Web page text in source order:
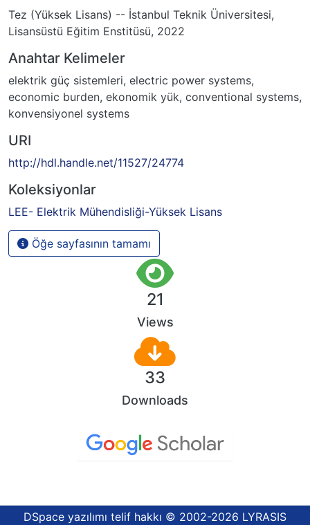
Tez (Yüksek Lisans) -- İstanbul Teknik Üniversitesi,
Lisansüstü Eğitim Enstitüsü, 2022
Anahtar Kelimeler
elektrik güç sistemleri, electric power systems,
economic burden, ekonomik yük, conventional systems,
konvensiyonel systems
URI
http://hdl.handle.net/11527/24774
Koleksiyonlar
LEE- Elektrik Mühendisliği-Yüksek Lisans
Öğe sayfasının tamamı
21
Views
33
Downloads
DSpace yazılımı telif hakkı © 2002-2026 LYRASIS